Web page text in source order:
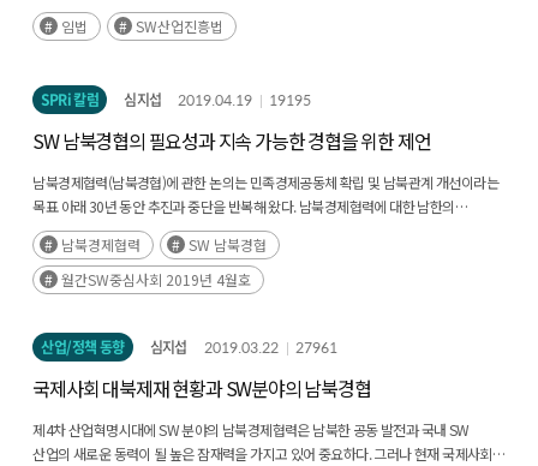
일부개정이 10여 차례 이뤄진 바 있다. 2014년의 SW중심사회 실현전략을 뒷받침하고
2016년 초 세계경제포럼에서 논의된 제4차 산업혁명에 이은 지능정보사회과 같은
SW산업진흥법 전부개정안(후략)
임법 SW산업진흥법
SPRi 칼럼 심지섭 2019.04.19 19195
SW 남북경협의 필요성과 지속 가능한 경협을 위한 제언
남북경제협력(남북경협)에 관한 논의는 민족경제공동체 확립 및 남북관계 개선이라는
목표 아래 30년 동안 추진과 중단을 반복해 왔다. 남북경제협력에 대한 남한의
의지와는 상관없이 북한의 핵실험, 국제정세의 변화 등 다양한(후략)
남북경제협력
SW 남북경협
월간SW중심사회 2019년 4월호
산업/정책 동향 심지섭 2019.03.22 27961
국제사회 대북제재 현황과 SW분야의 남북경협
제4차 산업혁명시대에 SW 분야의 남북경제협력은 남북한 공동 발전과 국내 SW
산업의 새로운 동력이 될 높은 잠재력을 가지고 있어 중요하다. 그러나 현재 국제사회는